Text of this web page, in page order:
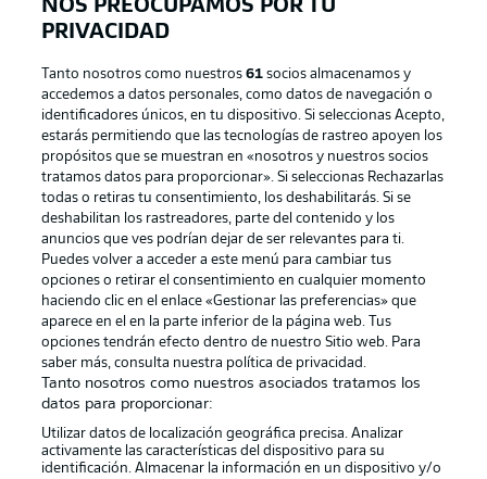
Publicidad Aviso legal
Gestionar las preferencias Declaracion de privacidad
Canales Trabajos
Jugadores Condiciones de uso
Sello Editorial Contacto
NOS PREOCUPAMOS POR TU
PRIVACIDAD
Tanto nosotros como nuestros61 socios almacenamos y
accedemos a datos personales, como datos de navegación o
identificadores únicos, en tu dispositivo. Si seleccionas Acepto,
estarás permitiendo que las tecnologías de rastreo apoyen los
propósitos que se muestran en «nosotros y nuestros socios
tratamos datos para proporcionar». Si seleccionas Rechazarlas
todas o retiras tu consentimiento, los deshabilitarás. Si se
deshabilitan los rastreadores, parte del contenido y los
anuncios que ves podrían dejar de ser relevantes para ti.
Puedes volver a acceder a este menú para cambiar tus
opciones o retirar el consentimiento en cualquier momento
haciendo clic en el enlace «Gestionar las preferencias» que
aparece en el en la parte inferior de la página web. Tus
opciones tendrán efecto dentro de nuestro Sitio web. Para
saber más, consulta nuestra política de privacidad.
Tanto nosotros como nuestros asociados tratamos los
datos para proporcionar:
Utilizar datos de localización geográfica precisa. Analizar
activamente las características del dispositivo para su
identificación. Almacenar la información en un dispositivo y/o